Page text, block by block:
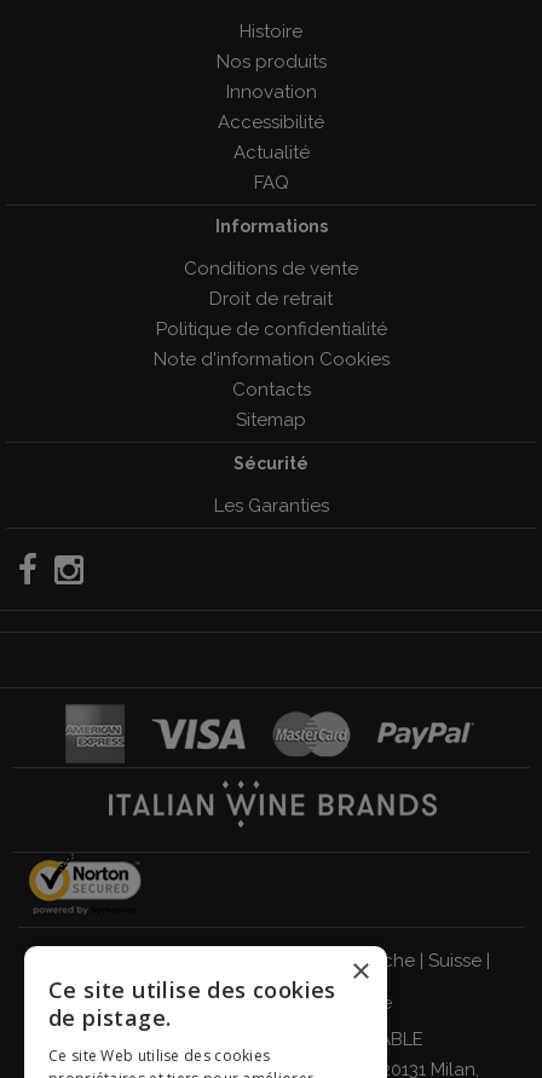
Histoire
Nos produits
Innovation
Accessibilité
Actualité
FAQ
Informations
Conditions de vente
Droit de retrait
Politique de confidentialité
Note d'information Cookies
Contacts
Sitemap
Sécurité
Les Garanties
Autriche| Suisse|
Pays-Bas|France|Belgique
BUVEZ DE MANIÈRE RESPONSABLE
Giordano Vini S.p.A. Viale Abruzzi 94, 20131 Milan,
×
Ce site utilise des cookies
de pistage.
Ce site Web utilise des cookies